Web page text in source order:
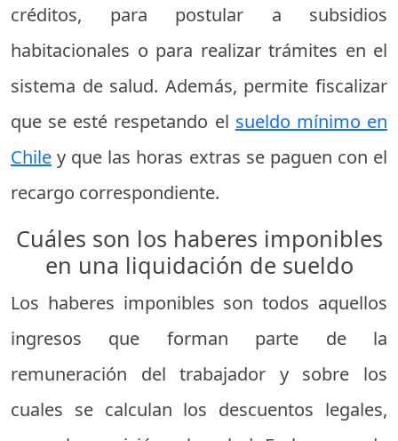
créditos, para postular a subsidios
habitacionales o para realizar trámites en el
sistema de salud. Además, permite fiscalizar
que se esté respetando el sueldo mínimo en
Chile y que las horas extras se paguen con el
recargo correspondiente.
Cuáles son los haberes imponibles
en una liquidación de sueldo
Los haberes imponibles son todos aquellos
ingresos que forman parte de la
remuneración del trabajador y sobre los
cuales se calculan los descuentos legales,